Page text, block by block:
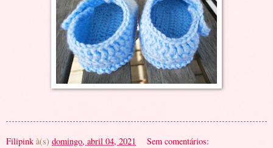
Filipink à(s) domingo, abril 04, 2021 Sem comentários: